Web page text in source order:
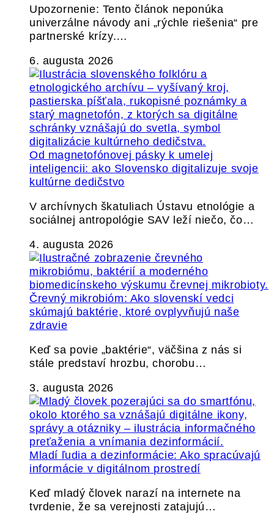
Upozornenie: Tento článok neponúka
univerzálne návody ani „rýchle riešenia“ pre
partnerské krízy.…
6. augusta 2026
Od magnetofónovej pásky k umelej
inteligencii: ako Slovensko digitalizuje svoje
kultúrne dedičstvo
V archívnych škatuliach Ústavu etnológie a
sociálnej antropológie SAV leží niečo, čo…
4. augusta 2026
Črevný mikrobióm: Ako slovenskí vedci
skúmajú baktérie, ktoré ovplyvňujú naše
zdravie
Keď sa povie „baktérie“, väčšina z nás si
stále predstaví hrozbu, chorobu…
3. augusta 2026
Mladí ľudia a dezinformácie: Ako spracúvajú
informácie v digitálnom prostredí
Keď mladý človek narazí na internete na
tvrdenie, že sa verejnosti zatajujú…